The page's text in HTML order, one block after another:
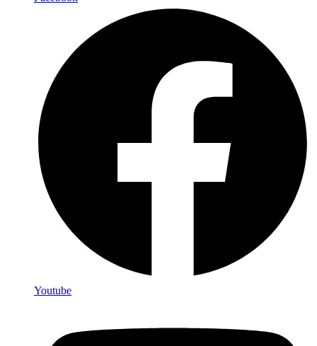
Youtube